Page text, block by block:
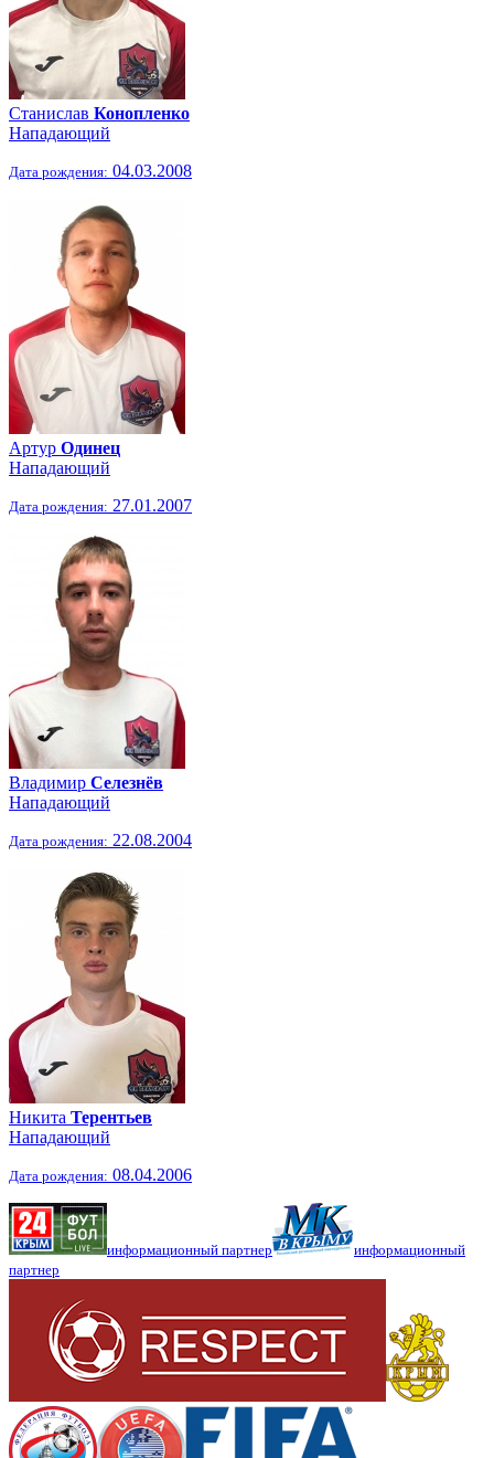
Станислав Конопленко
Нападающий
Дата рождения: 04.03.2008
Артур Одинец
Нападающий
Дата рождения: 27.01.2007
Владимир Селезнёв
Нападающий
Дата рождения: 22.08.2004
Никита Терентьев
Нападающий
Дата рождения: 08.04.2006
информационный партнер
информационный
партнер